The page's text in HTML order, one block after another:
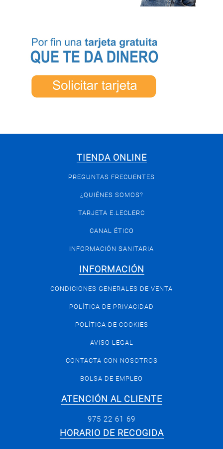
TIENDA ONLINE
PREGUNTAS FRECUENTES
¿QUIÉNES SOMOS?
TARJETA E.LECLERC
CANAL ÉTICO
INFORMACIÓN SANITARIA
INFORMACIÓN
CONDICIONES GENERALES DE VENTA
POLÍTICA DE PRIVACIDAD
POLÍTICA DE COOKIES
AVISO LEGAL
CONTACTA CON NOSOTROS
BOLSA DE EMPLEO
ATENCIÓN AL CLIENTE
975 22 61 69
HORARIO DE RECOGIDA